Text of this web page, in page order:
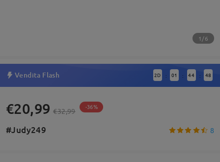
1/6
Vendita Flash 2D : 01 : 44 : 48
€20,99 €32,99 -36%
#Judy249 8